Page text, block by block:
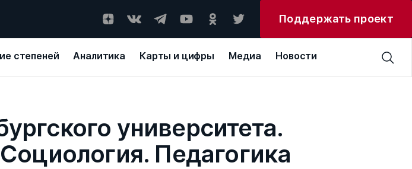
Поддержать проект
степеней Аналитика Карты и цифры Медиа Новости
университета.
Педагогика